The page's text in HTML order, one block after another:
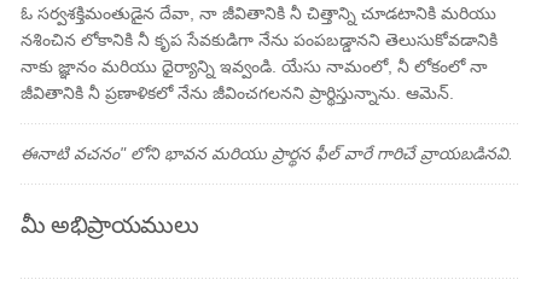
ఓ సర్వశక్తిమంతుడైన దేవా, నా జీవితానికి నీ చిత్తాన్ని చూడటానికి మరియు
నశించిన లోకానికి నీ కృప సేవకుడిగా నేను పంపబడ్డానని తెలుసుకోవడానికి
నాకు జ్ఞానం మరియు ధైర్యాన్ని ఇవ్వండి. యేసు నామంలో, నీ లోకంలో నా
జీవితానికి నీ ప్రణాళికలో నేను జీవించగలనని ప్రార్థిస్తున్నాను. ఆమెన్.
ఈనాటి వచనం" లోని భావన మరియు ప్రార్థన ఫీల్ వారే గారిచే వ్రాయబడినవి.
మీ అభిప్రాయములు